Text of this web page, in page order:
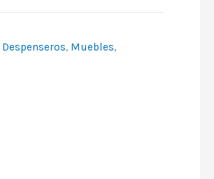
Despenseros, Muebles,